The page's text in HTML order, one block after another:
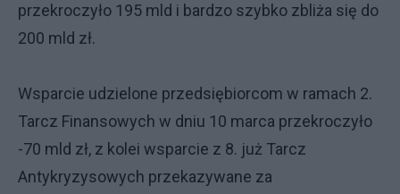
przekroczyło 195 mld i bardzo szybko zbliża się do
200 mld zł.
Wsparcie udzielone przedsiębiorcom w ramach 2.
Tarcz Finansowych w dniu 10 marca przekroczyło
-70 mld zł, z kolei wsparcie z 8. już Tarcz
Antykryzysowych przekazywane za